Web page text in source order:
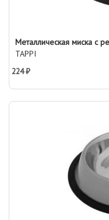
Металлическая миска с
TAPPI
224 ₽